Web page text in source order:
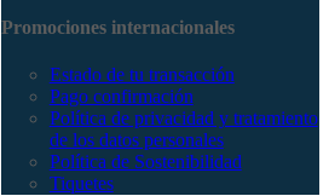
Promociones internacionales
Estado de tu transacción
Pago confirmación
Política de privacidad y tratamiento
de los datos personales
Política de Sostenibilidad
Tiquetes